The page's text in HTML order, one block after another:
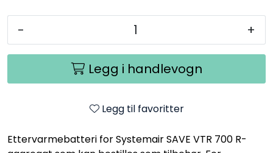
- +
Legg i handlevogn
Legg til favoritter
Ettervarmebatteri for Systemair SAVE VTR 700 R-